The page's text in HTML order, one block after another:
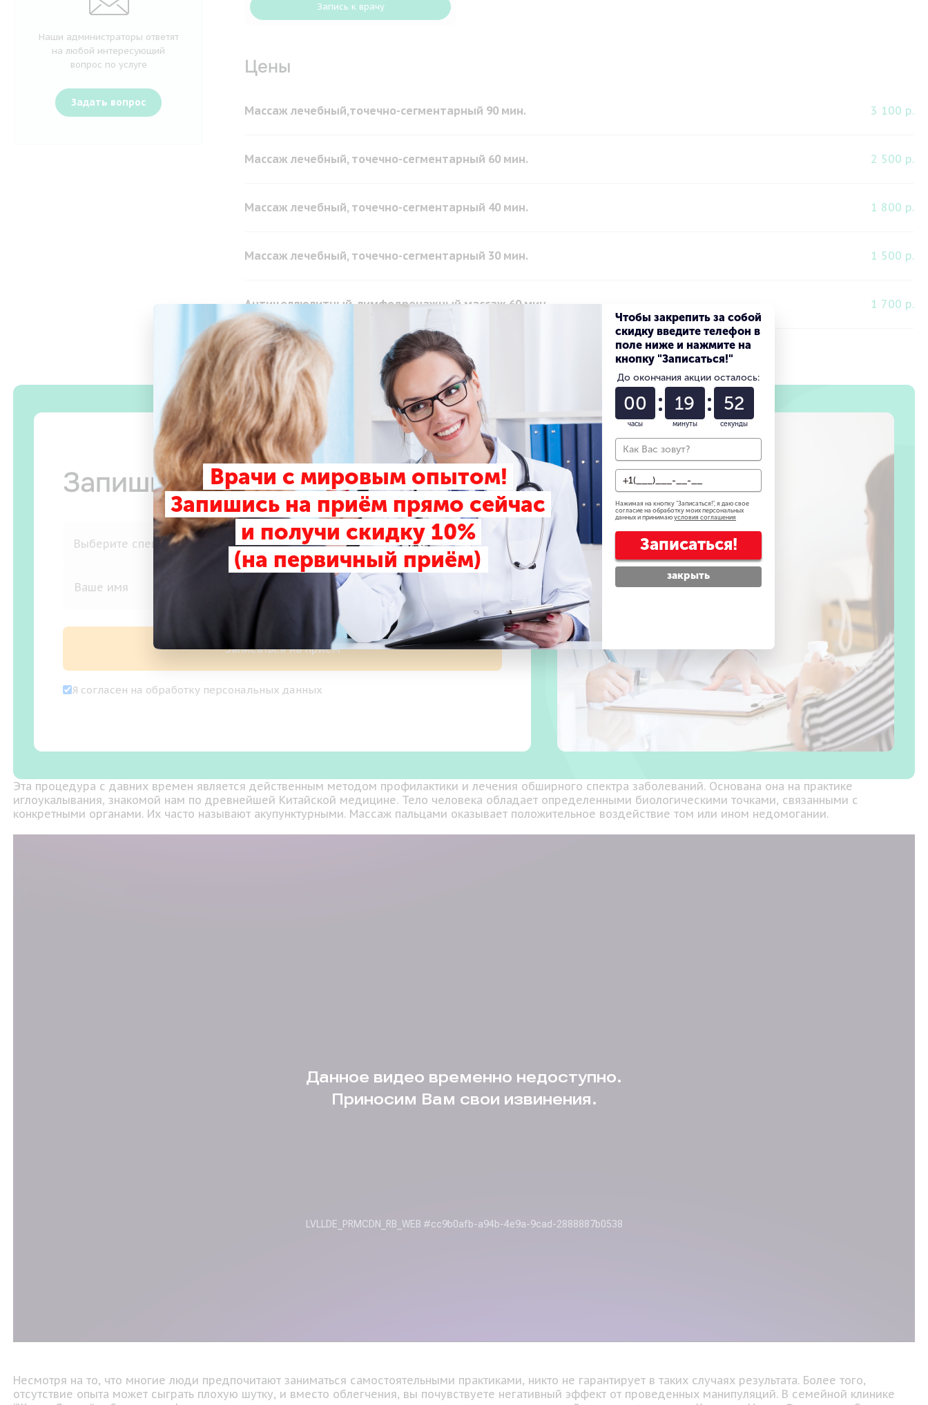
Наши администраторы ответят
на любой интересующий
вопрос по услуге
Задать вопрос
Запись к врачу
Цены
3 100 р.
Массаж лечебный,точечно-сегментарный 90 мин.
2 500 р.
Массаж лечебный, точечно-сегментарный 60 мин.
1 800 р.
Массаж лечебный, точечно-сегментарный 40 мин.
1 500 р.
Массаж лечебный, точечно-сегментарный 30 мин.
1 700 р.
Антицеллюлитный, лимфодренажный массаж 60 мин
Запишитесь на приём
Записаться на прием
Я согласен на обработку персональных данных
Эта процедура с давних времен является действенным методом профилактики и лечения обширного спектра заболеваний. Основана она на практике
иглоукалывания, знакомой нам по древнейшей Китайской медицине. Тело человека обладает определенными биологическими точками, связанными с
конкретными органами. Их часто называют акупунктурными. Массаж пальцами оказывает положительное воздействие том или ином недомогании.
Несмотря на то, что многие люди предпочитают заниматься самостоятельными практиками, никто не гарантирует в таких случаях результата. Более того,
отсутствие опыта может сыграть плохую шутку, и вместо облегчения, вы почувствуете негативный эффект от проведенных манипуляций. В семейной клинике
Врачи с мировым опытом!
Запишись на приём прямо сейчас
и получи скидку 10%
(на первичный приём)
Чтобы закрепить за собой
скидку введите телефон в
поле ниже и нажмите на
кнопку "Записаться!"
До окончания акции осталось:
00
часы
19
минуты
39
секунды
Нажимая на кнопку "Записаться!", я даю свое
согласие на обработку моих персональных
данных и принимаю условия соглашения
Записаться!
закрыть